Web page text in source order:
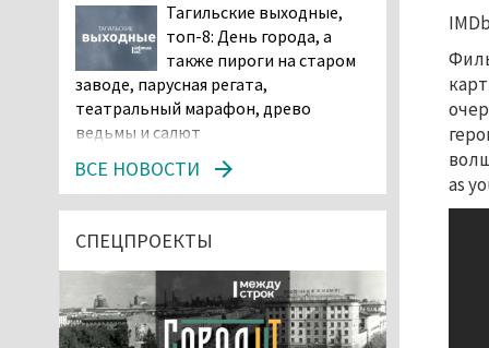
as
Тагильские выходные,
топ-8: День города, а
также пироги на старом
заводе, парусная регата,
театральный марафон, древо
ведьмы и салют
оставил без изменений
наказание водителю,
наркотического опьянения
07.08.2026 15:35
Пять человек погибли в
ВСЕ НОВОСТИ
СПЕЦПРОЕКТЫ